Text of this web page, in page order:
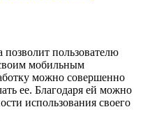
пользователю
мобильным
можно совершенно
ее. Благодаря ей можно
использования своего